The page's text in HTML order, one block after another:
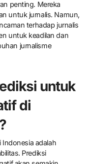
di
diprediksi akan
akses informasi
dalam pelatihan
kualitas laporan dan
itu, dukungan dari
penting. Mereka
untuk jurnalis. Namun,
terhadap jurnalis
untuk keadilan dan
jurnalisme